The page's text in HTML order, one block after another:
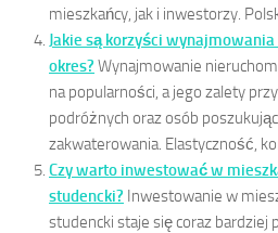
mieszkańcy, jak i inwestorzy.
Jakie są korzyści
okres? Wynajmowanie
na popularności, a jego zalety
podróżnych oraz osób
zakwaterowania. Elastyczność,
Czy warto inwestować w
studencki? Inwestowanie w
studencki staje się coraz bardziej